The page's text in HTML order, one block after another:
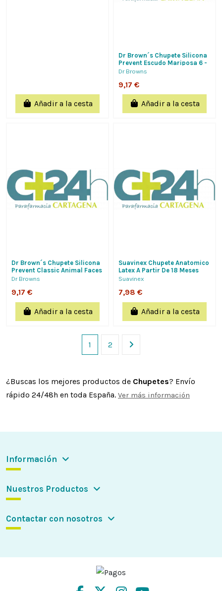
Añadir a la cesta
Dr Brown´s Chupete Silicona
Prevent Escudo Mariposa 6 -
18 Meses 2 Unidades Color
Dr Browns
9,17 €
Añadir a la cesta
Dr Brown´s Chupete Silicona
Prevent Classic Animal Faces
6 - 12 Meses 2 Unidades Niño
Dr Browns
9,17 €
Añadir a la cesta
Suavinex Chupete Anatomico
Latex A Partir De 18 Meses
Formato Ahorro 2 Unidades
Suavinex
7,98 €
Añadir a la cesta
1 2
¿Buscas los mejores productos de Chupetes? Envío
rápido 24/48h en toda España. Ver más información
Información
Nuestros Productos
Contactar con nosotros